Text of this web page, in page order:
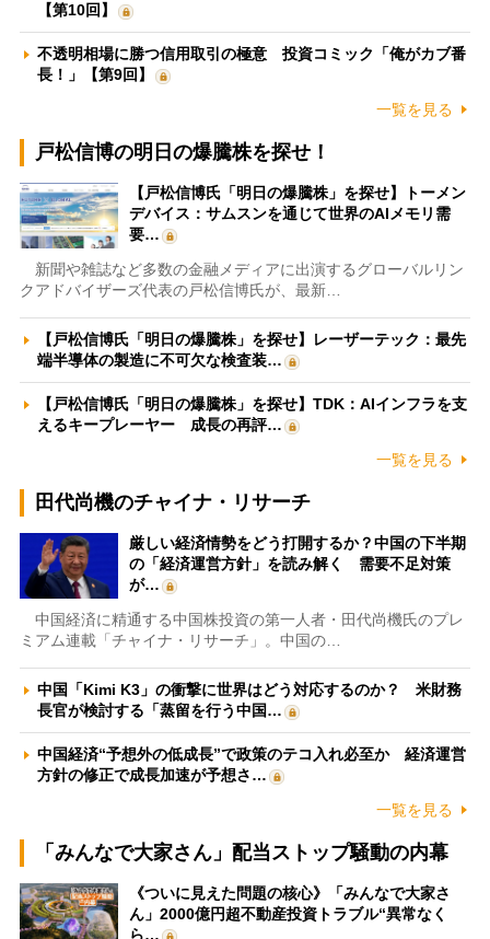
【第10回】
不透明相場に勝つ信用取引の極意 投資コミック「俺がカブ番
長！」【第9回】
一覧を見る
戸松信博の明日の爆騰株を探せ！
【戸松信博氏「明日の爆騰株」を探せ】トーメン
デバイス：サムスンを通じて世界のAIメモリ需
要…
新聞や雑誌など多数の金融メディアに出演するグローバルリン
クアドバイザーズ代表の戸松信博氏が、最新…
【戸松信博氏「明日の爆騰株」を探せ】レーザーテック：最先
端半導体の製造に不可欠な検査装…
【戸松信博氏「明日の爆騰株」を探せ】TDK：AIインフラを支
えるキープレーヤー 成長の再評…
一覧を見る
田代尚機のチャイナ・リサーチ
厳しい経済情勢をどう打開するか？中国の下半期
の「経済運営方針」を読み解く 需要不足対策
が…
中国経済に精通する中国株投資の第一人者・田代尚機氏のプレ
ミアム連載「チャイナ・リサーチ」。中国の…
中国「Kimi K3」の衝撃に世界はどう対応するのか？ 米財務
長官が検討する「蒸留を行う中国…
中国経済“予想外の低成長”で政策のテコ入れ必至か 経済運営
方針の修正で成長加速が予想さ…
一覧を見る
「みんなで大家さん」配当ストップ騒動の内幕
《ついに見えた問題の核心》「みんなで大家さ
ん」2000億円超不動産投資トラブル“異常なく
ら…